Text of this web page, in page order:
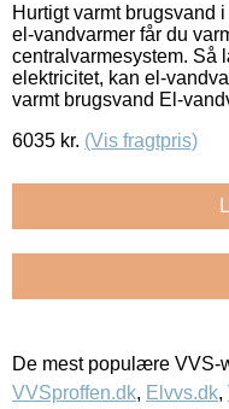
Hurtigt varmt brugsvand
el-vandvarmer får du
centralvarmesystem. Så
elektricitet, kan el-
varmt brugsvand El-
6035 kr. (Vis fragtpris)
De mest populære VVS-
VVSproffen.dk, Elvvs.dk,